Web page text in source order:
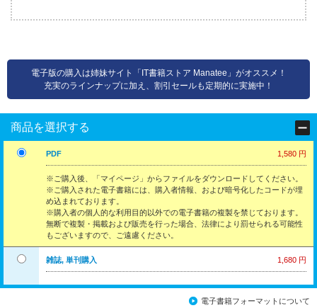
電子版の購入は姉妹サイト「IT書籍ストア Manatee」がオススメ！
充実のラインナップに加え、割引セールも定期的に実施中！
商品を選択する
PDF 1,580 円
※ご購入後、「マイページ」からファイルをダウンロードしてください。
※ご購入された電子書籍には、購入者情報、および暗号化したコードが埋
め込まれております。
※購入者の個人的な利用目的以外での電子書籍の複製を禁じております。
無断で複製・掲載および販売を行った場合、法律により罰せられる可能性
もございますので、ご遠慮ください。
雑誌, 単刊購入 1,680 円
電子書籍フォーマットについて